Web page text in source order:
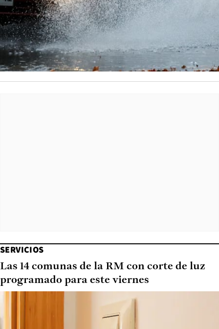
SERVICIOS
Las 14 comunas de la RM con corte de luz
programado para este viernes